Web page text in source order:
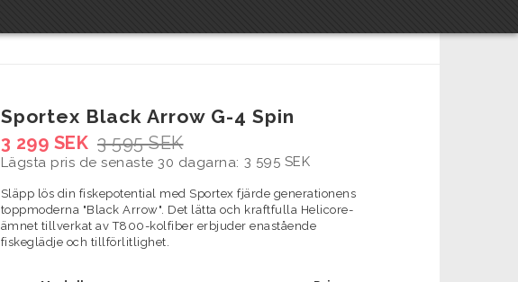
Sportex Black Arrow G-4 Spin
3 595 SEK
3 299 SEK
Lägsta pris de senaste 30 dagarna 3 595 SEK
Släpp lös din fiskepotential med Sportex fjärde generationens
toppmoderna "Black Arrow". Det lätta och kraftfulla Helicore-
ämnet tillverkat av T800-kolfiber erbjuder enastående
fiskeglädje och tillförlitlighet.